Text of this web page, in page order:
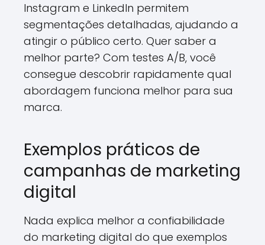
Instagram e LinkedIn permitem
segmentações detalhadas, ajudando a
atingir o público certo. Quer saber a
melhor parte? Com testes A/B, você
consegue descobrir rapidamente qual
abordagem funciona melhor para sua
marca.
Exemplos práticos de
campanhas de marketing
digital
Nada explica melhor a confiabilidade
do marketing digital do que exemplos